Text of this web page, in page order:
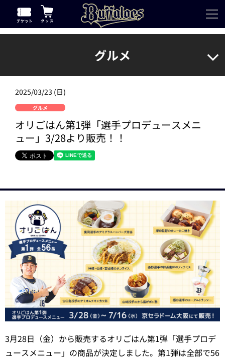
グルメ
2025/03/23 (日)
グルメ
オリごはん第1弾「選手プロデュースメニ
ュー」3/28より販売！！
3月28日（金）から販売するオリごはん第1弾「選手プロデ
ュースメニュー」の商品が決定しました。第1弾は全部で56